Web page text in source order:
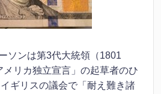
ソンは第3代大統領（1801
リカ独立宣言」の起草者のひ
ギリスの議会で「耐え難き諸